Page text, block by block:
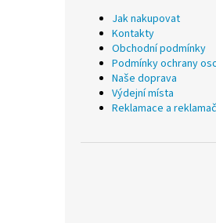
Jak nakupovat
Kontakty
Obchodní podmínky
Podmínky ochrany
Naše doprava
Výdejní místa
Reklamace a